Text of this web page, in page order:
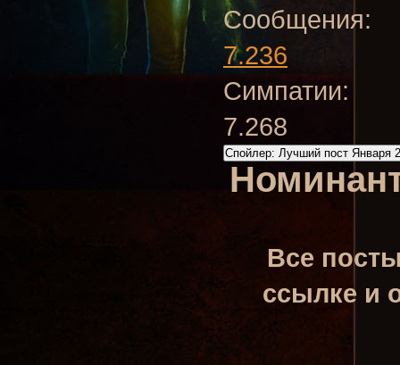
Сообщения:
7.236
Симпатии:
7.268
Спойлер: Лучший пост Января
Все
ссылке и